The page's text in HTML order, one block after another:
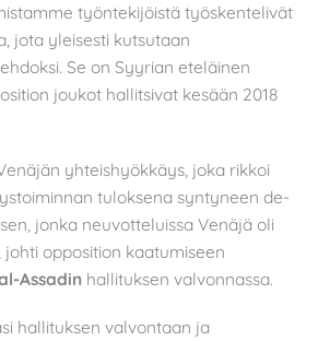
työntekijöistä työskentelivät
jota yleisesti kutsutaan
Se on Syyrian eteläinen
joukot hallitsivat kesään 2018
yhteishyökkäys, joka rikkoi
tuloksena syntyneen de-
jonka neuvotteluissa Venäjä oli
opposition kaatumiseen
Assadin hallituksen valvonnassa.
hallituksen valvontaan ja